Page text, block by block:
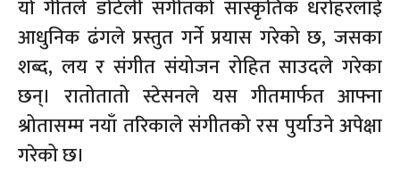
यो गीतले डोटेली संगीतको सांस्कृतिक धरोहरलाई
आधुनिक ढंगले प्रस्तुत गर्ने प्रयास गरेको छ, जसका
शब्द, लय र संगीत संयोजन रोहित साउदले गरेका
छन्। रातोतातो स्टेसनले यस गीतमार्फत आफ्ना
श्रोतासम्म नयाँ तरिकाले संगीतको रस पुर्याउने अपेक्षा
गरेको छ।